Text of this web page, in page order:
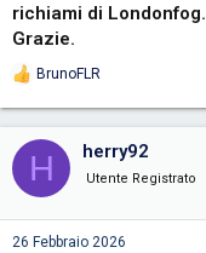
richiami di Londonfog.
Grazie.
R
t
i
n
s
BrunoFLR
H herry92
Utente Registrato
26 Febbraio 2026